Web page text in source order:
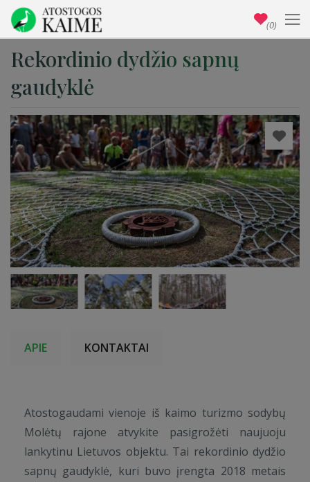
Rekordinio dydžio sapnų
gaudyklė
APIE KONTAKTAI
Atostogaudami vienoje iš kaimo turizmo sodybų
Molėtų rajone atvykite pasigrožėti naujuoju
lankytinu Lietuvos objektu. Tai rekordinio dydžio
sapnų gaudyklė, kuri buvo įrengta 2018 metais
(0)